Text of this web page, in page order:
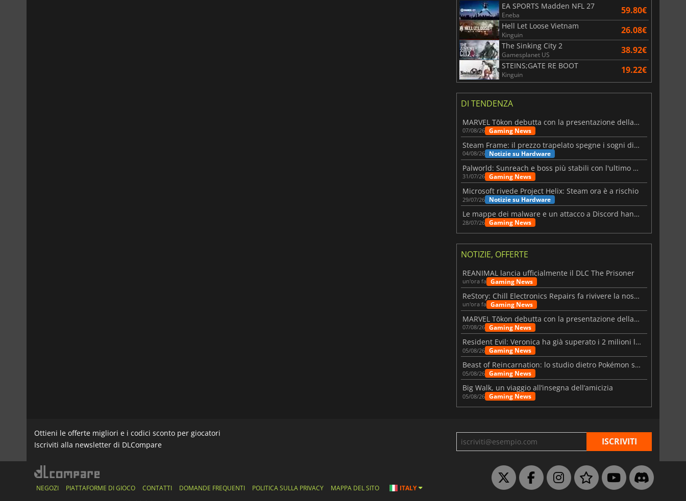
EA SPORTS Madden NFL 27
Eneba 59.80€
Hell Let Loose Vietnam
Kinguin 26.08€
The Sinking City 2
Gamesplanet US 38.92€
STEINS;GATE RE BOOT
Kinguin 19.22€
DI TENDENZA
MARVEL Tōkon debutta con la presentazione della roadmap per il primo anno
07/08/26 Gaming News
Steam Frame: il prezzo trapelato spegne i sogni di un VR economico
04/08/26 Notizie su Hardware
Palworld: Sunreach e boss più stabili con l'ultimo update
31/07/26 Gaming News
Microsoft rivede Project Helix: Steam ora è a rischio
29/07/26 Notizie su Hardware
Le mappe dei malware e un attacco a Discord hanno colpito Meccha Chameleon
28/07/26 Gaming News
NOTIZIE, OFFERTE
REANIMAL lancia ufficialmente il DLC The Prisoner
un'ora fa Gaming News
ReStory: Chill Electronics Repairs fa rivivere la nostalgia degli anni 2000
un'ora fa Gaming News
MARVEL Tōkon debutta con la presentazione della roadmap per il primo anno
07/08/26 Gaming News
Resident Evil: Veronica ha già superato i 2 milioni liste dei desideri
05/08/26 Gaming News
Beast of Reincarnation: lo studio dietro Pokémon su una nuova strada
05/08/26 Gaming News
Big Walk, un viaggio all’insegna dell’amicizia
05/08/26 Gaming News
Ottieni le offerte migliori e i codici sconto per giocatori
Iscriviti alla newsletter di DLCompare
NEGOZI PIATTAFORME DI GIOCO CONTATTI DOMANDE FREQUENTI POLITICA SULLA PRIVACY MAPPA DEL SITO ITALY